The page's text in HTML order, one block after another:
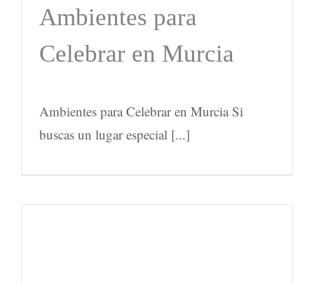
Ambientes para
Celebrar en Murcia
Ambientes para Celebrar en Murcia Si
buscas un lugar especial [...]